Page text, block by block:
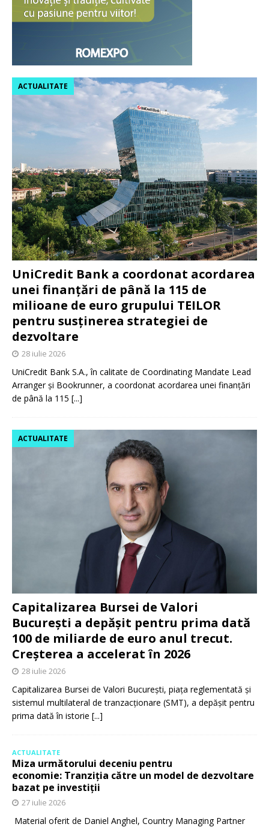
UniCredit Bank a coordonat acordarea
unei finanțări de până la 115 de
milioane de euro grupului TEILOR
pentru susținerea strategiei de
dezvoltare
ACTUALITATE
28 iulie 2026
UniCredit Bank S.A., în calitate de Coordinating Mandate Lead
Arranger și Bookrunner, a coordonat acordarea unei finanțări
de până la 115 [...]
Capitalizarea Bursei de Valori
București a depășit pentru prima dată
100 de miliarde de euro anul trecut.
Creșterea a accelerat în 2026
ACTUALITATE
28 iulie 2026
Capitalizarea Bursei de Valori București, piața reglementată și
sistemul multilateral de tranzacționare (SMT), a depășit pentru
prima dată în istorie [...]
ACTUALITATE
Miza următorului deceniu pentru
economie: Tranziția către un model de dezvoltare
bazat pe investiții
27 iulie 2026
Material oferit de Daniel Anghel, Country Managing Partner